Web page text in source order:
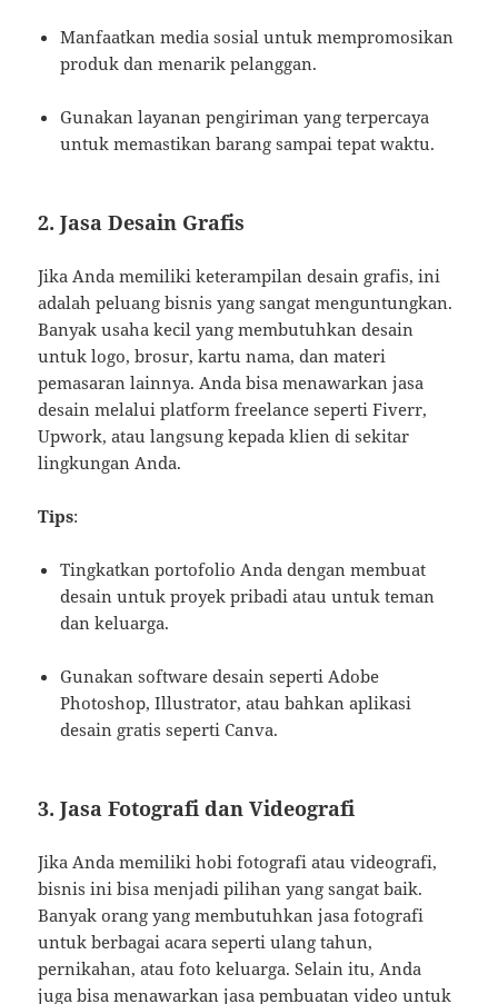
Manfaatkan media sosial untuk mempromosikan
produk dan menarik pelanggan.
Gunakan layanan pengiriman yang terpercaya
untuk memastikan barang sampai tepat waktu.
2.Jasa Desain Grafis
Jika Anda memiliki keterampilan desain grafis, ini
adalah peluang bisnis yang sangat menguntungkan.
Banyak usaha kecil yang membutuhkan desain
untuk logo, brosur, kartu nama, dan materi
pemasaran lainnya. Anda bisa menawarkan jasa
desain melalui platform freelance seperti Fiverr,
Upwork, atau langsung kepada klien di sekitar
lingkungan Anda.
Tips:
Tingkatkan portofolio Anda dengan membuat
desain untuk proyek pribadi atau untuk teman
dan keluarga.
Gunakan software desain seperti Adobe
Photoshop, Illustrator, atau bahkan aplikasi
desain gratis seperti Canva.
3.Jasa Fotografi dan Videografi
Jika Anda memiliki hobi fotografi atau videografi,
bisnis ini bisa menjadi pilihan yang sangat baik.
Banyak orang yang membutuhkan jasa fotografi
untuk berbagai acara seperti ulang tahun,
pernikahan, atau foto keluarga. Selain itu, Anda
juga bisa menawarkan jasa pembuatan video untuk